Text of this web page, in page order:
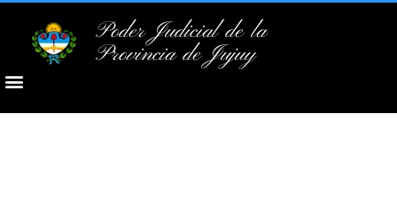
Poder Judicial de la
Provincia de Jujuy